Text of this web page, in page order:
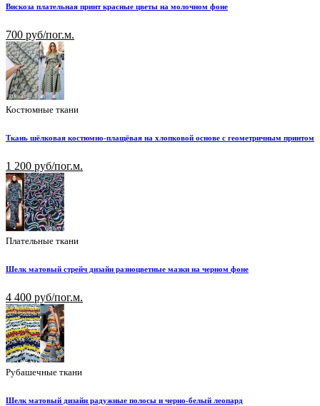
Вискоза плательная принт красные цветы на молочном фоне
700 руб/пог.м.
Костюмные ткани
Ткань шёлковая костюмно-плащёвая на хлопковой основе с геометричным принтом
1 200 руб/пог.м.
Плательные ткани
Шелк матовый стрейч дизайн разноцветные мазки на черном фоне
4 400 руб/пог.м.
Рубашечные ткани
Шелк матовый дизайн радужные полосы и черно-белый леопард